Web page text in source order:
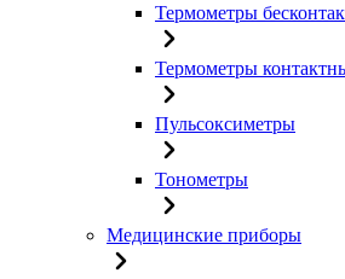
Термометры
Термометры
Пульсоксиметры
Тонометры
Медицинские приборы